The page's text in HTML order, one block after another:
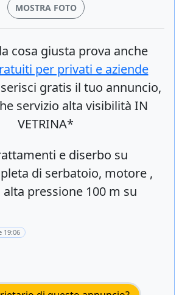
MOSTRA FOTO
cosa giusta prova anche
per privati e aziende
gratis il tuo annuncio,
servizio alta visibilità IN
VETRINA*
e diserbo su
di serbatoio, motore ,
pressione 100 m su
19:06